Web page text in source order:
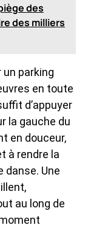
des
des milliers
un parking
en toute
d’appuyer
la gauche du
en douceur,
à rendre la
danse. Une
au long de